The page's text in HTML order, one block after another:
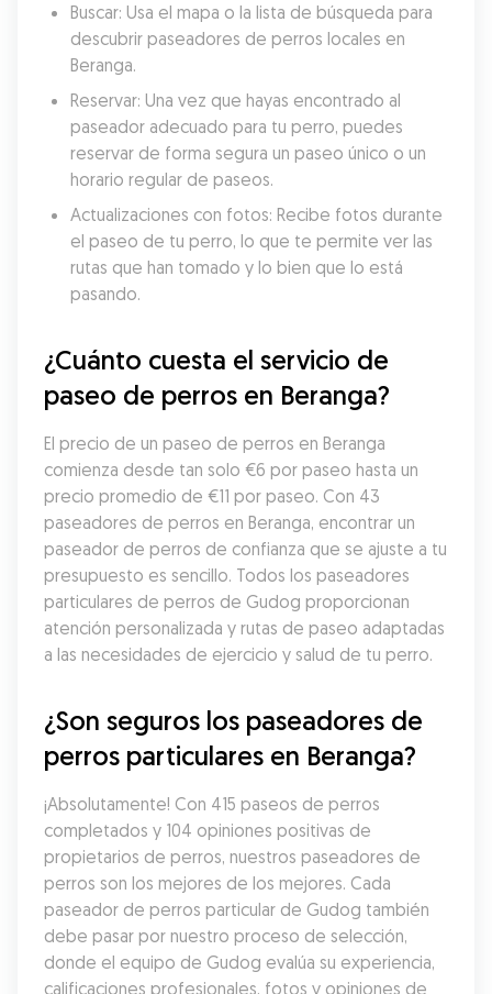
Buscar: Usa el mapa o la lista de búsqueda para
descubrir paseadores de perros locales en
Beranga.
Reservar: Una vez que hayas encontrado al
paseador adecuado para tu perro, puedes
reservar de forma segura un paseo único o un
horario regular de paseos.
Actualizaciones con fotos: Recibe fotos durante
el paseo de tu perro, lo que te permite ver las
rutas que han tomado y lo bien que lo está
pasando.
¿Cuánto cuesta el servicio de
paseo de perros en Beranga?
El precio de un paseo de perros en Beranga
comienza desde tan solo €6 por paseo hasta un
precio promedio de €11 por paseo. Con 43
paseadores de perros en Beranga, encontrar un
paseador de perros de confianza que se ajuste a tu
presupuesto es sencillo. Todos los paseadores
particulares de perros de Gudog proporcionan
atención personalizada y rutas de paseo adaptadas
a las necesidades de ejercicio y salud de tu perro.
¿Son seguros los paseadores de
perros particulares en Beranga?
¡Absolutamente! Con 415 paseos de perros
completados y 104 opiniones positivas de
propietarios de perros, nuestros paseadores de
perros son los mejores de los mejores. Cada
paseador de perros particular de Gudog también
debe pasar por nuestro proceso de selección,
donde el equipo de Gudog evalúa su experiencia,
calificaciones profesionales, fotos y opiniones de